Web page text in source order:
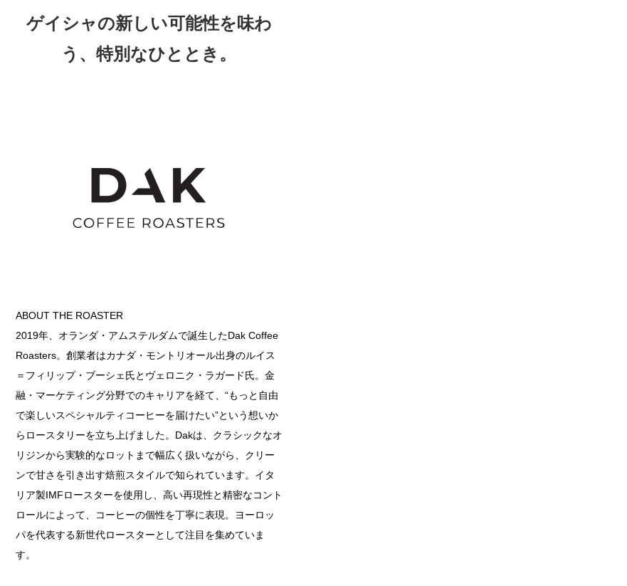
ゲイシャの新しい可能性を味わ
う、特別なひととき。
ABOUT THE ROASTER
2019年、オランダ・アムステルダムで誕生したDak Coffee
Roasters。創業者はカナダ・モントリオール出身のルイス
＝フィリップ・ブーシェ氏とヴェロニク・ラガード氏。金
融・マーケティング分野でのキャリアを経て、“もっと自由
で楽しいスペシャルティコーヒーを届けたい”という想いか
らロースタリーを立ち上げました。Dakは、クラシックなオ
リジンから実験的なロットまで幅広く扱いながら、クリー
ンで甘さを引き出す焙煎スタイルで知られています。イタ
リア製IMFロースターを使用し、高い再現性と精密なコント
ロールによって、コーヒーの個性を丁寧に表現。ヨーロッ
パを代表する新世代ロースターとして注目を集めていま
す。